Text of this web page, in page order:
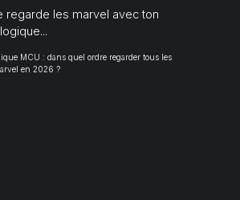
regarde les marvel avec ton
MCU : dans quel ordre regarder tous les
en 2026 ?